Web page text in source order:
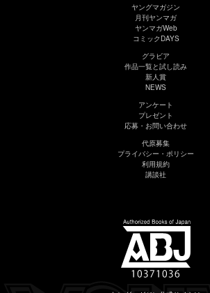
ヤングマガジン
月刊ヤンマガ
ヤンマガWeb
コミックDAYS
グラビア
作品一覧と試し読み
新人賞
NEWS
アンケート
プレゼント
応募・お問い合わせ
代原募集
プライバシー・ポリシー
利用規約
講談社